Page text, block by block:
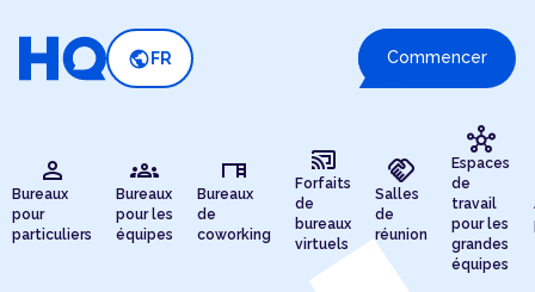
public FR Commencer
person
Bureaux
pour
particuliers
groups
Bureaux
pour les
équipes
desk
Bureaux
de
coworking
cast_connected
Forfaits
de
bureaux
virtuels
handshake
Salles
de
réunion
hub
Espaces
de
travail
pour les
grandes
équipes